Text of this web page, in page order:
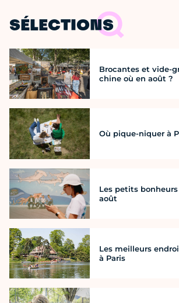
SÉLECTIONS
Brocantes et vide-
chine où en août ?
Où pique-niquer à
Les petits
août
Les meilleurs
à Paris